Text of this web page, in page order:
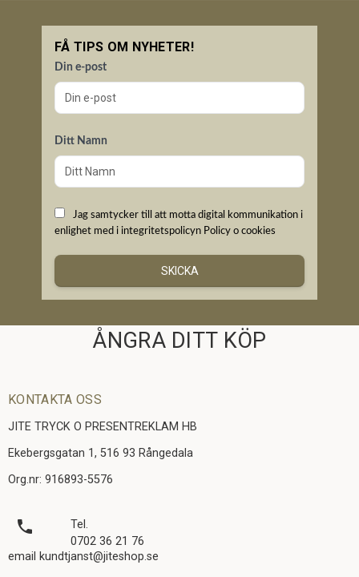
FÅ TIPS OM NYHETER!
Din e-post
Ditt Namn
Jag samtycker till att motta digital kommunikation i
enlighet med i integritetspolicyn Policy o cookies
SKICKA
ÅNGRA DITT KÖP
KONTAKTA OSS
JITE TRYCK O PRESENTREKLAM HB
Ekebergsgatan 1, 516 93 Rångedala
Org.nr: 916893-5576
local_phone
Tel.
0702 36 21 76
email kundtjanst@jiteshop.se